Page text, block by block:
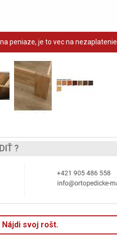
peniaze, je to vec na nezaplatenie
Nájdi svoj rošt.